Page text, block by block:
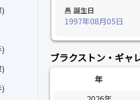
誕生日
1997年08月05日
ブラクストン・ギャ
年